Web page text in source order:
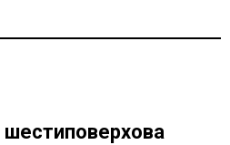
шестиповерхова